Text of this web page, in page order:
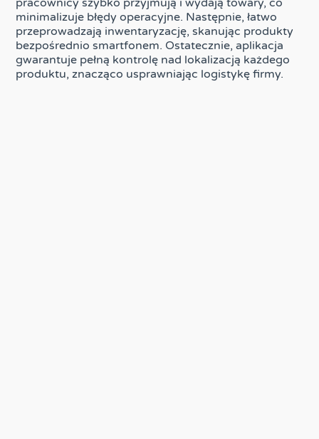
minimalizuje błędy operacyjne. Następnie, łatwo
przeprowadzają inwentaryzację, skanując produkty
bezpośrednio smartfonem. Ostatecznie, aplikacja
gwarantuje pełną kontrolę nad lokalizacją każdego
produktu, znacząco usprawniając logistykę firmy.